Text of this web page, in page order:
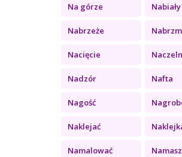
Na górze Nabiały
Nabrzeże
Nacięcie
Nadzór Nafta
Nagość
Naklejać
Namalować